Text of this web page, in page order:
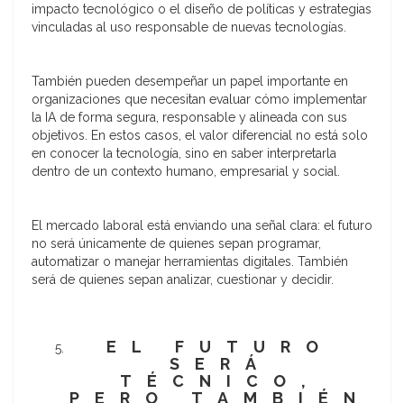
impacto tecnológico o el diseño de políticas y estrategias
vinculadas al uso responsable de nuevas tecnologías.
También pueden desempeñar un papel importante en
organizaciones que necesitan evaluar cómo implementar
la IA de forma segura, responsable y alineada con sus
objetivos. En estos casos, el valor diferencial no está solo
en conocer la tecnología, sino en saber interpretarla
dentro de un contexto humano, empresarial y social.
El mercado laboral está enviando una señal clara: el futuro
no será únicamente de quienes sepan programar,
automatizar o manejar herramientas digitales. También
será de quienes sepan analizar, cuestionar y decidir.
EL FUTURO
SERÁ
TÉCNICO,
PERO TAMBIÉN